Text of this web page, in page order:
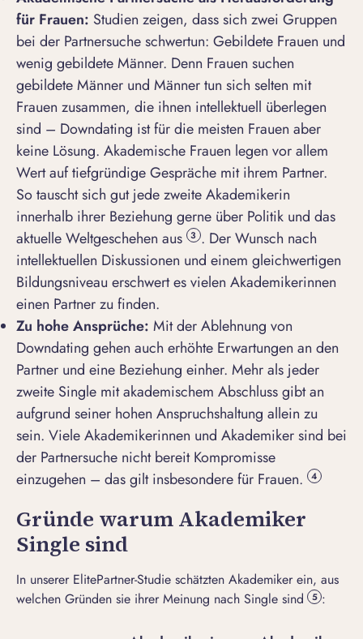
für Frauen: Studien zeigen, dass sich zwei Gruppen
bei der Partnersuche schwertun: Gebildete Frauen und
wenig gebildete Männer. Denn Frauen suchen
gebildete Männer und Männer tun sich selten mit
Frauen zusammen, die ihnen intellektuell überlegen
sind – Downdating ist für die meisten Frauen aber
keine Lösung. Akademische Frauen legen vor allem
Wert auf tiefgründige Gespräche mit ihrem Partner.
So tauscht sich gut jede zweite Akademikerin
innerhalb ihrer Beziehung gerne über Politik und das
aktuelle Weltgeschehen aus
3 . Der Wunsch nach
intellektuellen Diskussionen und einem gleichwertigen
Bildungsniveau erschwert es vielen Akademikerinnen
einen Partner zu finden.
Zu hohe Ansprüche: Mit der Ablehnung von
Downdating gehen auch erhöhte Erwartungen an den
Partner und eine Beziehung einher. Mehr als jeder
zweite Single mit akademischem Abschluss gibt an
aufgrund seiner hohen Anspruchshaltung allein zu
sein. Viele Akademikerinnen und Akademiker sind bei
der Partnersuche nicht bereit Kompromisse
einzugehen – das gilt insbesondere für Frauen.
4
Gründe warum Akademiker
Single sind
In unserer ElitePartner-Studie schätzten Akademiker ein, aus
welchen Gründen sie ihrer Meinung nach Single sind
5 :